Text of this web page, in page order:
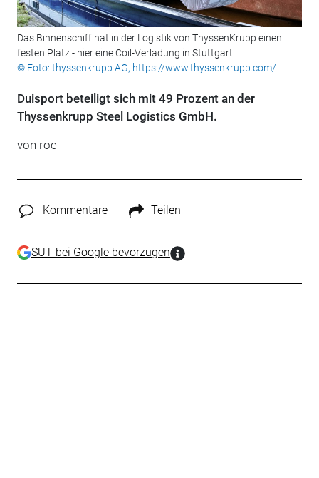
Das Binnenschiff hat in der Logistik von ThyssenKrupp einen
festen Platz - hier eine Coil-Verladung in Stuttgart.
© Foto: thyssenkrupp AG, https://www.thyssenkrupp.com/
Duisport beteiligt sich mit 49 Prozent an der
Thyssenkrupp Steel Logistics GmbH.
von roe
Kommentare Teilen
SUT bei Google bevorzugen